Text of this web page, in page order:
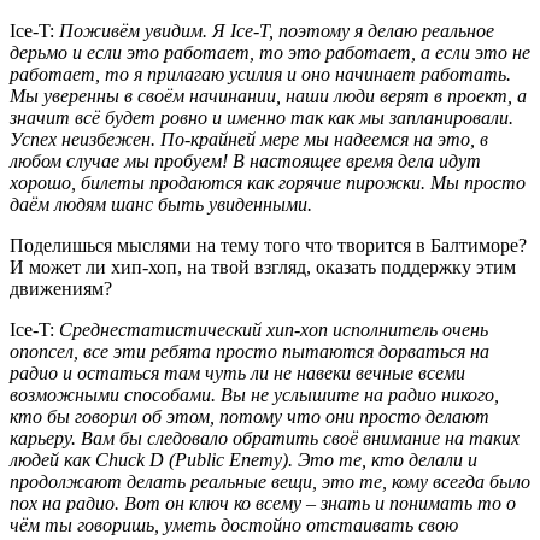
Ice-T: Поживём увидим. Я Ice-T, поэтому я делаю реальное
дерьмо и если это работает, то это работает, а если это не
работает, то я прилагаю усилия и оно начинает работать.
Мы уверенны в своём начинании, наши люди верят в проект, а
значит всё будет ровно и именно так как мы запланировали.
Успех неизбежен. По-крайней мере мы надеемся на это, в
любом случае мы пробуем! В настоящее время дела идут
хорошо, билеты продаются как горячие пирожки. Мы просто
даём людям шанс быть увиденными.
Поделишься мыслями на тему того что творится в Балтиморе?
И может ли хип-хоп, на твой взгляд, оказать поддержку этим
движениям?
Ice-T: Среднестатистический хип-хоп исполнитель очень
опопсел, все эти ребята просто пытаются дорваться на
радио и остаться там чуть ли не навеки вечные всеми
возможными способами. Вы не услышите на радио никого,
кто бы говорил об этом, потому что они просто делают
карьеру. Вам бы следовало обратить своё внимание на таких
людей как Chuck D (Public Enemy). Это те, кто делали и
продолжают делать реальные вещи, это те, кому всегда было
пох на радио. Вот он ключ ко всему – знать и понимать то о
чём ты говоришь, уметь достойно отстаивать свою